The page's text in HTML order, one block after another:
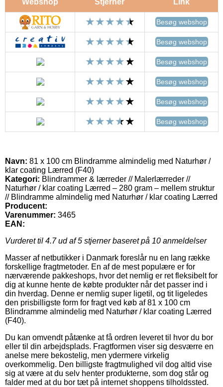
Besøg webshop
Besøg webshop
Besøg webshop
Besøg webshop
Besøg webshop
Besøg webshop
Navn: 81 x 100 cm Blindramme almindelig med Naturhør /
klar coating Lærred (F40)
Kategori: Blindrammer & lærreder // Malerlærreder //
Naturhør / klar coating Lærred – 280 gram – mellem struktur
// Blindramme almindelig med Naturhør / klar coating Lærred
Producent:
Varenummer: 3465
EAN:
Vurderet til 4.7ud af 5 stjerner baseret på 10 anmeldelser
Masser af netbutikker i Danmark foreslår nu en lang række
forskellige fragtmetoder. En af de mest populære er for
nærværende pakkeshops, hvor det nemlig er ret fleksibelt for
dig at kunne hente de købte produkter når det passer ind i
din hverdag. Denne er nemlig super ligetil, og tit ligeledes
den prisbilligste form for fragt ved køb af 81 x 100 cm
Blindramme almindelig med Naturhør / klar coating Lærred
(F40).
Du kan omvendt påtænke at få ordren leveret til hvor du bor
eller til din arbejdsplads. Fragtformen viser sig desværre en
anelse mere bekostelig, men ydermere virkelig
overkommelig. Den billigste fragtmulighed vil dog altid vise
sig at være at du selv henter produkterne, som dog står og
falder med at du bor tæt på internet shoppens tilholdssted.